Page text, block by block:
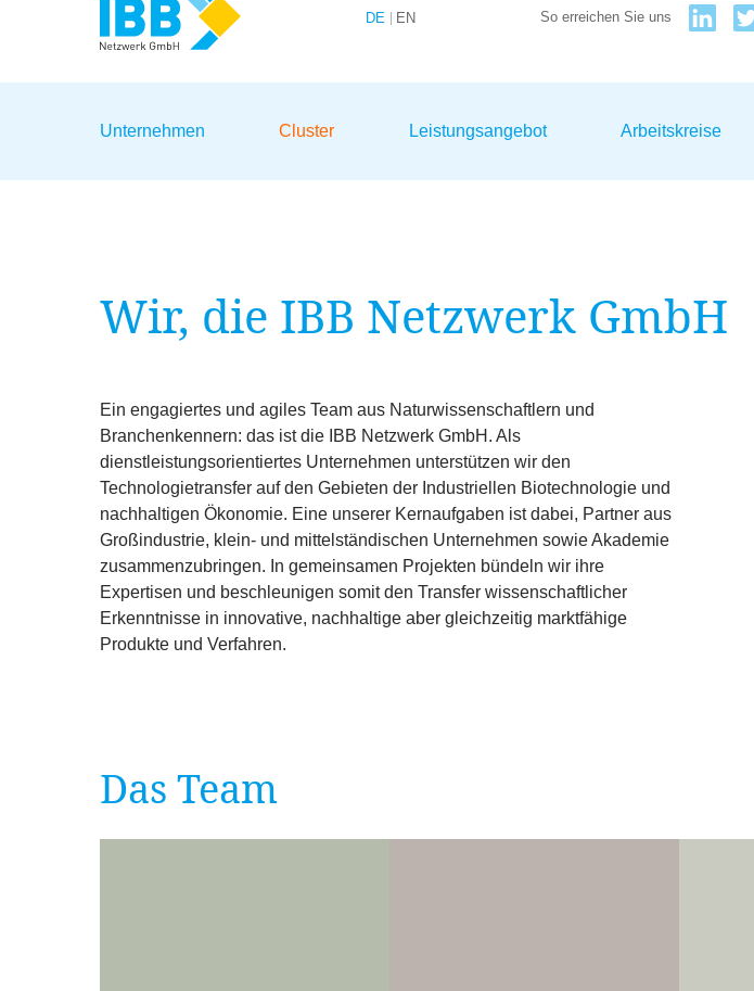
DE EN So erreichen Sie uns
Unternehmen Cluster Leistungsangebot Arbeitskreise
Wir, die IBB Netzwerk GmbH
Ein engagiertes und agiles Team aus Naturwissenschaftlern und
Branchenkennern: das ist die IBB Netzwerk GmbH. Als
dienstleistungsorientiertes Unternehmen unterstützen wir den
Technologietransfer auf den Gebieten der Industriellen Biotechnologie und
nachhaltigen Ökonomie. Eine unserer Kernaufgaben ist dabei, Partner aus
Großindustrie, klein- und mittelständischen Unternehmen sowie Akademie
zusammenzubringen. In gemeinsamen Projekten bündeln wir ihre
Expertisen und beschleunigen somit den Transfer wissenschaftlicher
Erkenntnisse in innovative, nachhaltige aber gleichzeitig marktfähige
Produkte und Verfahren.
Das Team